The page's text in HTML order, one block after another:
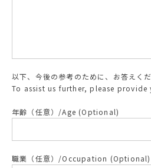
以下、今後の参考のために、お答えくだ
To assist us further, please
年齢（任意）/Age (Optional)
職業（任意）/Occupation (Optional)